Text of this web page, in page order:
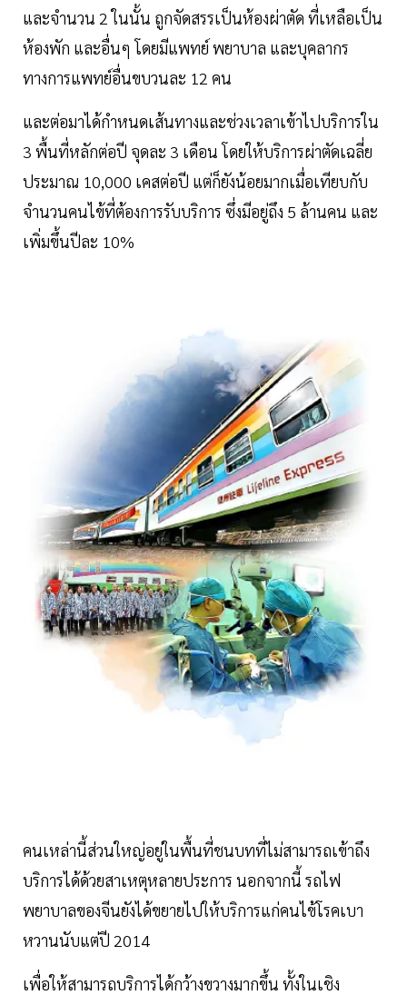
และจำนวน 2 ในนั้น ถูกจัดสรรเป็นห้องผ่าตัด ที่เหลือเป็น
ห้องพัก และอื่นๆ โดยมีแพทย์ พยาบาล และบุคลากร
ทางการแพทย์อื่นขบวนละ 12 คน
และต่อมาได้กำหนดเส้นทางและช่วงเวลาเข้าไปบริการใน
3 พื้นที่หลักต่อปี จุดละ 3 เดือน โดยให้บริการผ่าตัดเฉลี่ย
ประมาณ 10,000 เคสต่อปี แต่ก็ยังน้อยมากเมื่อเทียบกับ
จำนวนคนไข้ที่ต้องการรับบริการ ซึ่งมีอยู่ถึง 5 ล้านคน และ
เพิ่มขึ้นปีละ 10%
คนเหล่านี้ส่วนใหญ่อยู่ในพื้นที่ชนบทที่ไม่สามารถเข้าถึง
บริการได้ด้วยสาเหตุหลายประการ นอกจากนี้ รถไฟ
พยาบาลของจีนยังได้ขยายไปให้บริการแก่คนไข้โรคเบา
หวานนับแต่ปี 2014
เพื่อให้สามารถบริการได้กว้างขวางมากขึ้น ทั้งในเชิง